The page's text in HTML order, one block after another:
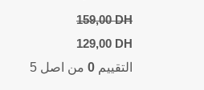
159,00DH
Original
was:
129,00 DH
Current
is:
التقييم 0من اصل 5